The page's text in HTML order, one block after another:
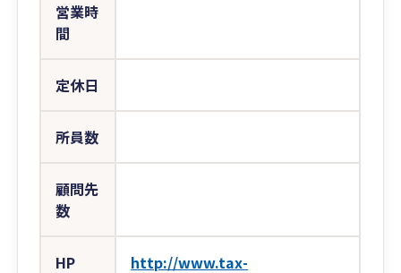
営業時
間
定休日
所員数
顧問先
数
HP
http://www.tax-